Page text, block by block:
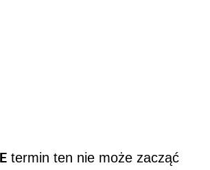
termin ten nie może zacząć